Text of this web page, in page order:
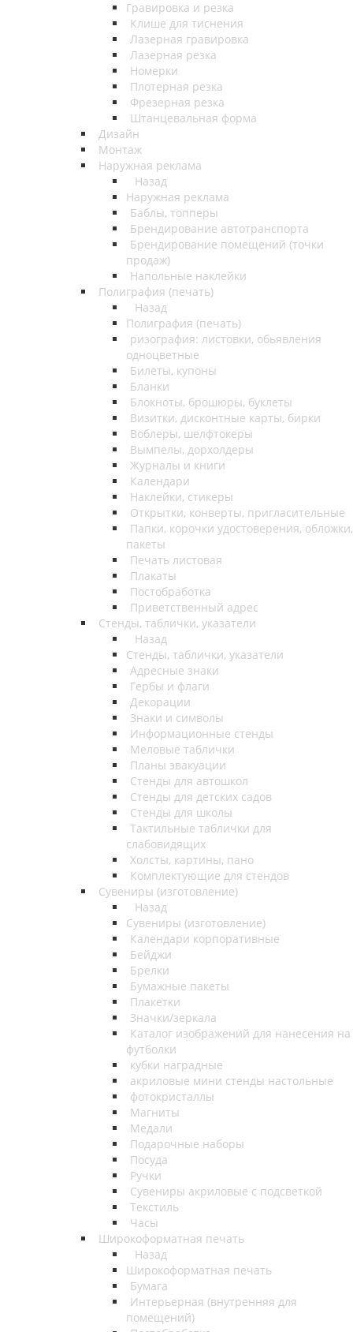
Гравировка и резка
Клише для тиснения
Лазерная гравировка
Лазерная резка
Номерки
Плотерная резка
Фрезерная резка
Штанцевальная форма
Дизайн
Монтаж
Наружная реклама
Назад
Наружная реклама
Баблы, топперы
Брендирование автотранспорта
Брендирование помещений (точки
продаж)
Напольные наклейки
Полиграфия (печать)
Назад
Полиграфия (печать)
ризография: листовки, обьявления
одноцветные
Билеты, купоны
Бланки
Блокноты, брошюры, буклеты
Визитки, дисконтные карты, бирки
Воблеры, шелфтокеры
Вымпелы, дорхолдеры
Журналы и книги
Календари
Наклейки, стикеры
Открытки, конверты, пригласительные
Папки, корочки удостоверения, обложки,
пакеты
Печать листовая
Плакаты
Постобработка
Приветственный адрес
Стенды, таблички, указатели
Назад
Стенды, таблички, указатели
Адресные знаки
Гербы и флаги
Декорации
Знаки и символы
Информационные стенды
Меловые таблички
Планы эвакуации
Стенды для автошкол
Стенды для детских садов
Стенды для школы
Тактильные таблички для
слабовидящих
Холсты, картины, пано
Комплектующие для стендов
Сувениры (изготовление)
Назад
Сувениры (изготовление)
Календари корпоративные
Бейджи
Брелки
Бумажные пакеты
Плакетки
Значки/зеркала
Каталог изображений для нанесения на
футболки
кубки наградные
акриловые мини стенды настольные
фотокристаллы
Магниты
Медали
Подарочные наборы
Посуда
Ручки
Сувениры акриловые с подсветкой
Текстиль
Часы
Широкоформатная печать
Назад
Широкоформатная печать
Бумага
Интерьерная (внутренняя для
помещений)